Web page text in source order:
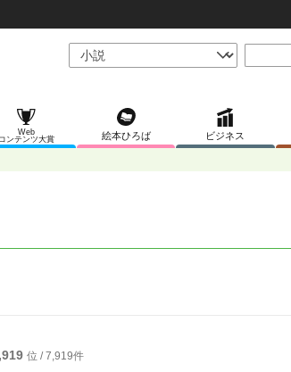
Web
コンテンツ大賞
絵本ひろば ビジネス
位 / 7,919件